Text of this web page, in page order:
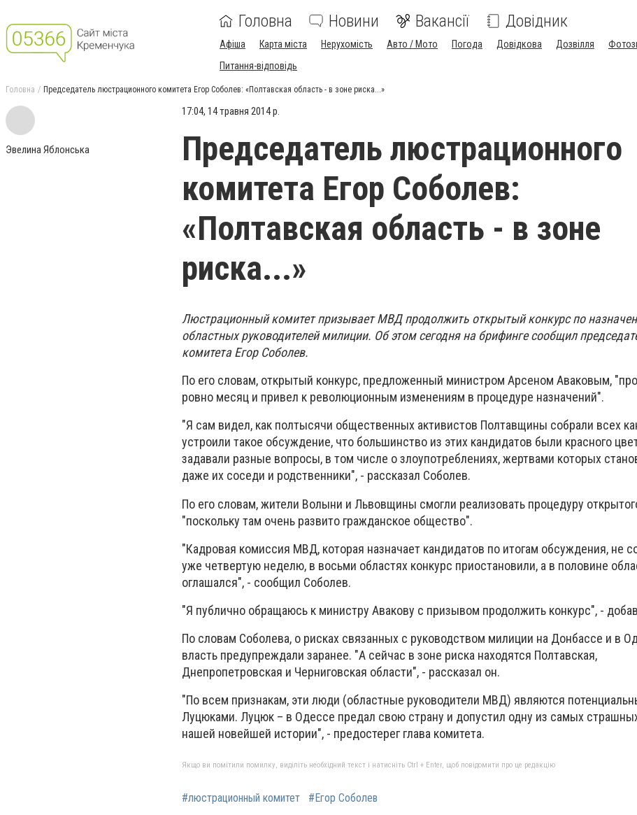
Головна Новини Вакансії Довідник
Афіша Карта міста Нерухомість Авто / Мото Погода Довідкова Дозвілля
Питання-відповідь
Головна Председатель люстрационного комитета Егор Соболев: «Полтавская область - в зоне риска...»
Эвелина Яблонська
17:04, 14 травня 2014 р.
Председатель люстрационного
комитета Егор Соболев:
«Полтавская область - в зоне
риска...»
Люстрационный комитет призывает МВД продолжить открытый конкурс по
областных руководителей милиции. Об этом сегодня на брифинге сообщил
комитета Егор Соболев.
По его словам, открытый конкурс, предложенный министром Арсеном Аваковым,
ровно месяц и привел к революционным изменениям в процедуре назначений".
"Я сам видел, как полтысячи общественных активистов Полтавщины собрали всех
устроили такое обсуждение, что большинство из этих кандидатов были красного
задавали разные вопросы, в том числе о злоупотреблениях, жертвами которых
даже их соседи и родственники", - рассказал Соболев.
По его словам, жители Волыни и Львовщины смогли реализовать процедуру
"поскольку там очень развито гражданское общество".
"Кадровая комиссия МВД, которая назначает кандидатов по итогам обсуждения, не
уже четвертую неделю, в восьми областях конкурс приостановили, а в половине
оглашался", - сообщил Соболев.
"Я публично обращаюсь к министру Авакову с призывом продолжить конкурс", -
По словам Соболева, о рисках связанных с руководством милиции на Донбассе и в
власть предупреждали заранее. "А сейчас в зоне риска находятся Полтавская,
Днепропетровская и Черниговская области", - рассказал он.
"По всем признакам, эти люди (областные руководители МВД) являются
Луцюками. Луцюк – в Одессе предал свою страну и допустил одну из самых
нашей новейшей истории", - предостерег глава комитета.
Якщо ви помітили помилку, виділіть необхідний текст і натисніть Ctrl + Enter, щоб повідомити про це редакцію
#люстрационный комитет #Егор Соболев